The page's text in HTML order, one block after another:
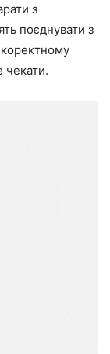
з
поєднувати з
чекати.